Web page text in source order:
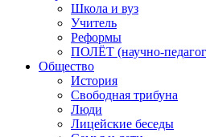
Школа и вуз
Учитель
Реформы
ПОЛЁТ (научно-
Общество
История
Свободная трибуна
Люди
Лицейские беседы